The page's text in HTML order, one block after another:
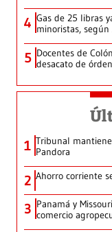
4 Gas de 25 libras
minoristas, según
5 Docentes de
desacato de
1 Tribunal
Pandora
2 Ahorro corriente
3 Panamá y
comercio